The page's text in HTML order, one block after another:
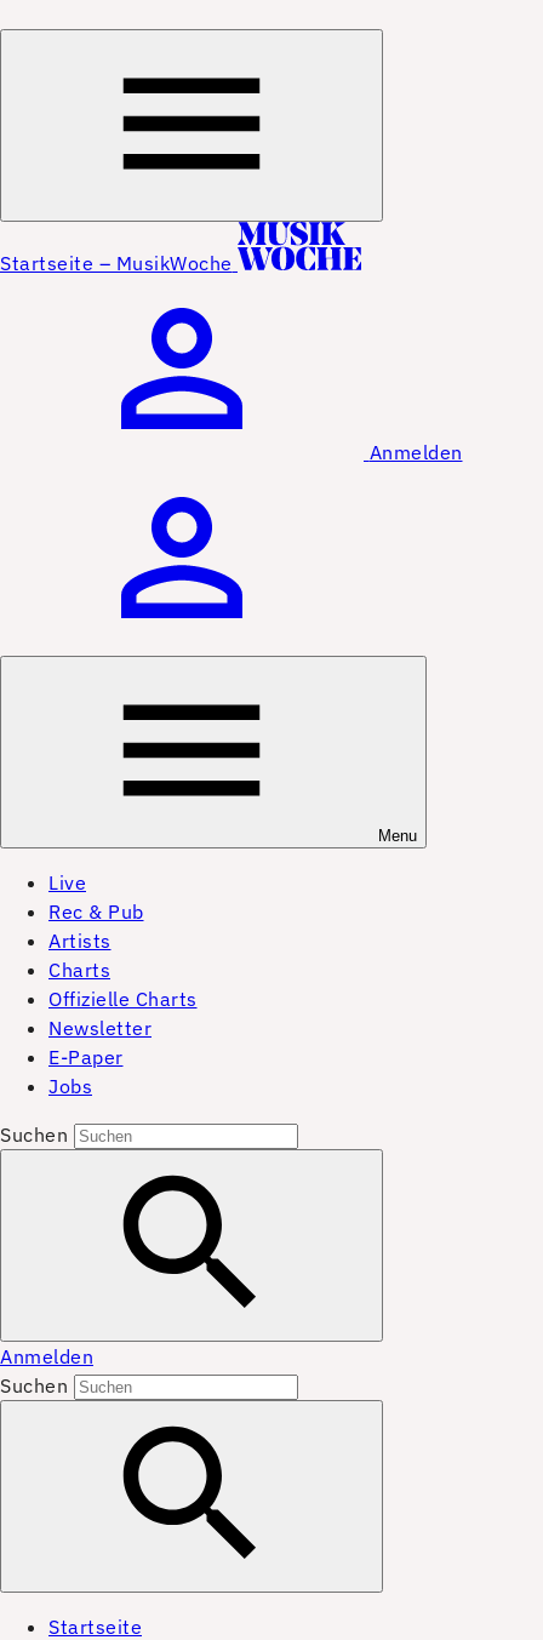
Startseite – MusikWoche
Anmelden
Menu
Live
Rec & Pub
Artists
Charts
Offizielle Charts
Newsletter
E-Paper
Jobs
Suchen
Anmelden
Suchen
Startseite